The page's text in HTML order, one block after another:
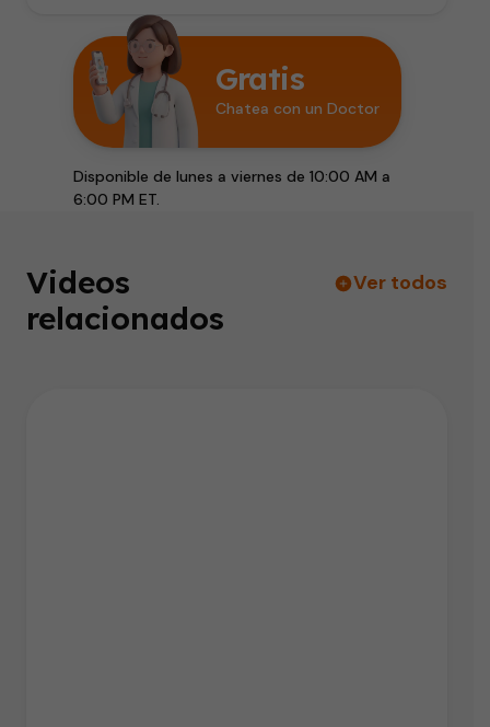
Gratis
Chatea con un Doctor
Disponible de lunes a viernes de 10:00 AM a
6:00 PM ET.
Videos
relacionados
Ver todos